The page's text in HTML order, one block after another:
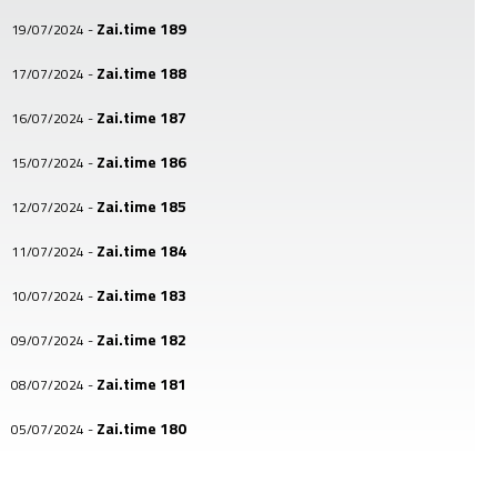
19/07/2024 - Zai.time 189
17/07/2024 - Zai.time 188
16/07/2024 - Zai.time 187
15/07/2024 - Zai.time 186
12/07/2024 - Zai.time 185
11/07/2024 - Zai.time 184
10/07/2024 - Zai.time 183
09/07/2024 - Zai.time 182
08/07/2024 - Zai.time 181
05/07/2024 - Zai.time 180